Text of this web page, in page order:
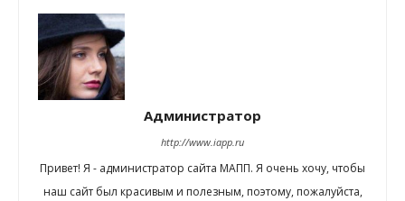
Администратор
http://www.iapp.ru
Привет! Я - администратор сайта МАПП. Я очень хочу, чтобы
наш сайт был красивым и полезным, поэтому, пожалуйста,